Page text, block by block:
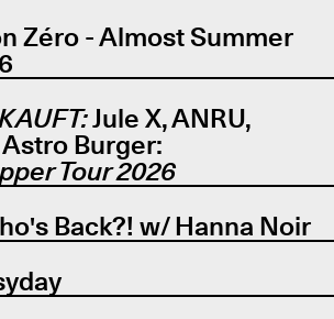
Zéro - Almost Summer
Jule X, ANRU,
Burger:
Tour 2026
Back?! w/ Hanna Noir